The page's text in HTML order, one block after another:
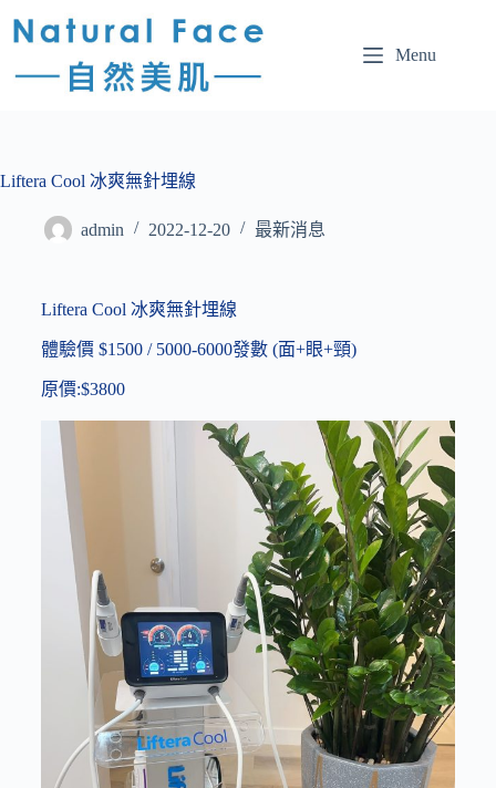
Menu
Liftera Cool 冰爽無針埋線
admin 2022-12-20 最新消息
Liftera Cool 冰爽無針埋線
體驗價 $1500 / 5000-6000發數 (面+眼+頸)
原價:$3800